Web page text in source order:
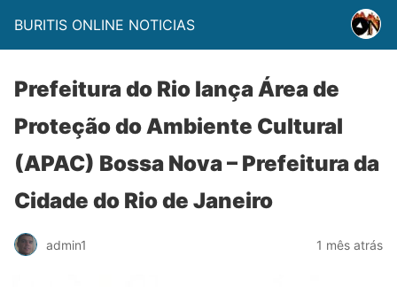
BURITIS ONLINE NOTICIAS
Prefeitura do Rio lança Área de
Proteção do Ambiente Cultural
(APAC) Bossa Nova – Prefeitura da
Cidade do Rio de Janeiro
admin1 1 mês atrás